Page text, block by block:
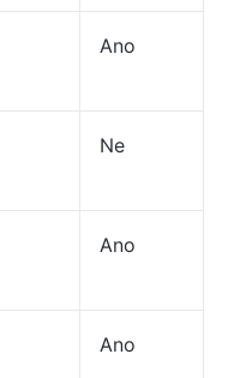
Ano
Ne
Ano
Ano